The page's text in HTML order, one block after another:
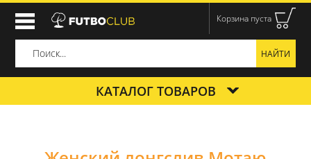
Корзина пуста
КАТАЛОГ ТОВАРОВ